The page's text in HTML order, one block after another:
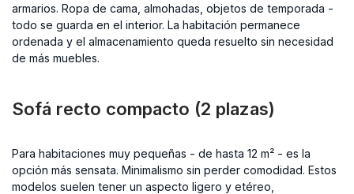
armarios. Ropa de cama, almohadas, objetos de temporada -
todo se guarda en el interior. La habitación permanece
ordenada y el almacenamiento queda resuelto sin necesidad
de más muebles.
Sofá recto compacto (2 plazas)
Para habitaciones muy pequeñas - de hasta 12 m² - es la
opción más sensata. Minimalismo sin perder comodidad. Estos
modelos suelen tener un aspecto ligero y etéreo,